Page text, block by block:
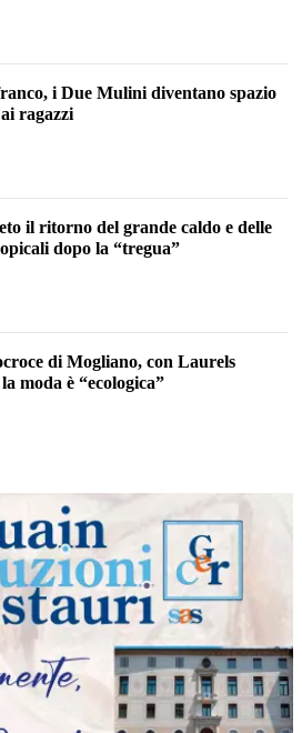
i Due Mulini diventano spazio
ragazzi
il ritorno del grande caldo e delle
dopo la “tregua”
di Mogliano, con Laurels
moda è “ecologica”